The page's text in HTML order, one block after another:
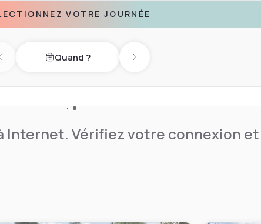
VOTRE JOURNÉE
Previous dayQuand ? Next day
Internet. Vérifiez votre connexion